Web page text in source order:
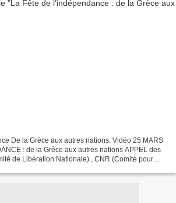
De la Grèce aux autres nations. Vidéo 25 MARS
: de la Grèce aux autres nations APPEL des
de Libération Nationale) , CNR (Comité pour
CNR06.Nouvelle.Resistance/videos/1851487987